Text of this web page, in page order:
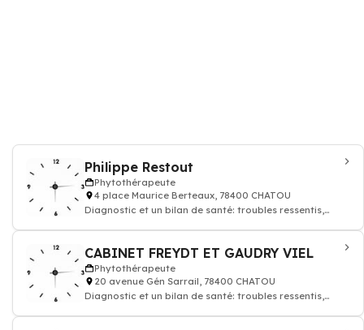
Philippe Restout
Phytothérapeute
4 place Maurice Berteaux, 78400 CHATOU
Diagnostic et un bilan de santé: troubles ressentis,
CABINET FREYDT ET GAUDRY VIEL
Phytothérapeute
20 avenue Gén Sarrail, 78400 CHATOU
Diagnostic et un bilan de santé: troubles ressentis,